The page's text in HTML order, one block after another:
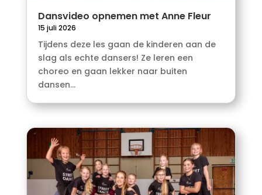
Dansvideo opnemen met Anne Fleur
15 juli 2026
Tijdens deze les gaan de kinderen aan de
slag als echte dansers! Ze leren een
choreo en gaan lekker naar buiten
dansen...